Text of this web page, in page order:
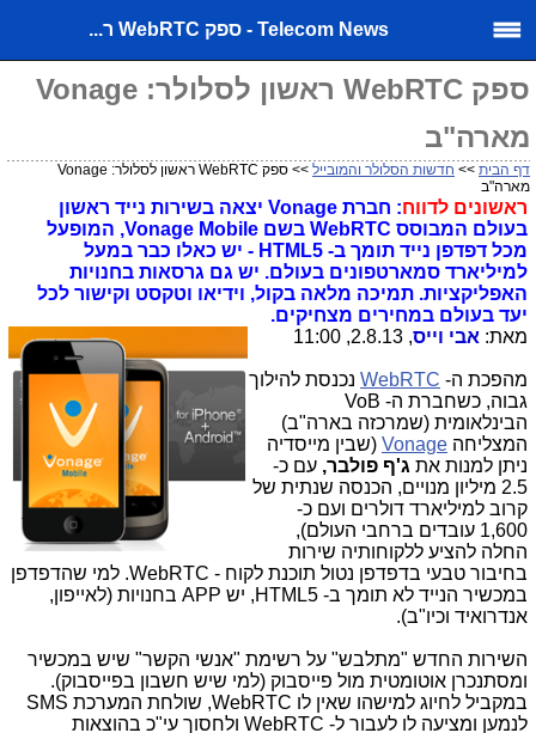
Telecom News - ספק WebRTC ר...
ספק WebRTC ראשון לסלולר: Vonage
מארה"ב
דף הבית >> חדשות הסלולר והמובייל
>> ספק WebRTC ראשון לסלולר: Vonage
מארה"ב
ראשונים לדווח
: חברת Vonage יצאה בשירות נייד ראשון
בעולם המבוסס WebRTC בשם Vonage Mobile, המופעל
מכל דפדפן נייד תומך ב- HTML5 - יש כאלו כבר במעל
למיליארד סמארטפונים בעולם. יש גם גרסאות בחנויות
האפליקציות. תמיכה מלאה בקול, וידיאו וטקסט וקישור לכל
יעד בעולם במחירים מצחיקים.
מאת: אבי וייס, 2.8.13, 11:00
מהפכת ה- WebRTC נכנסת להילוך
גבוה, כשחברת ה- VoB
הבינלאומית (שמרכזה בארה"ב)
המצליחה Vonage (שבין מייסדיה
ניתן למנות את ג'ף פולבר, עם כ-
2.5 מיליון מנויים, הכנסה שנתית של
קרוב למיליארד דולרים ועם כ-
1,600 עובדים ברחבי העולם),
החלה להציע ללקוחותיה שירות
בחיבור טבעי בדפדפן נטול תוכנת לקוח - WebRTC. למי שהדפדפן
במכשיר הנייד לא תומך ב- HTML5, יש APP בחנויות (לאייפון,
אנדרואיד וכיו"ב).
השירות החדש "מתלבש" על רשימת "אנשי הקשר" שיש במכשיר
ומסתנכרן אוטומטית מול פייסבוק (למי שיש חשבון בפייסבוק).
במקביל לחיוג למישהו שאין לו WebRTC, שולחת המערכת SMS
לנמען ומציעה לו לעבור ל- WebRTC ולחסוך עי"כ בהוצאות